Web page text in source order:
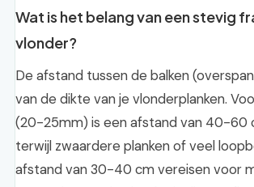
Wat is het belang van een stevig
vlonder?
De afstand tussen de balken
van de dikte van je vlonderplanken.
(20-25mm) is een afstand van 40-60
terwijl zwaardere planken of veel
afstand van 30-40 cm vereisen voor